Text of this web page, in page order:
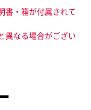
書・箱が付属されて
異なる場合がござい